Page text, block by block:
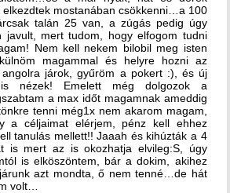
elkezdtek mostanában csökkenni…a 100
talán 25 van, a zúgás pedig úgy
javult, mert tudom, hogy elfogom tudni
Nem kell nekem bilobil meg isten
magammal és helyre hozni az
járok, gyűröm a pokert :), és új
nézek! Emelett még dolgozok a
a max időt magamnak ameddig
tenni még1x nem akarom magam,
a céljaimat elérjem, pénz kell ehhez
tanulás mellett!! Jaaah és kihúzták a 4
is mert az is okozhatja elvileg:S, úgy
is elköszöntem, bár a dokim, akihez
azt mondta, ő nem tenné…de hát
volt…